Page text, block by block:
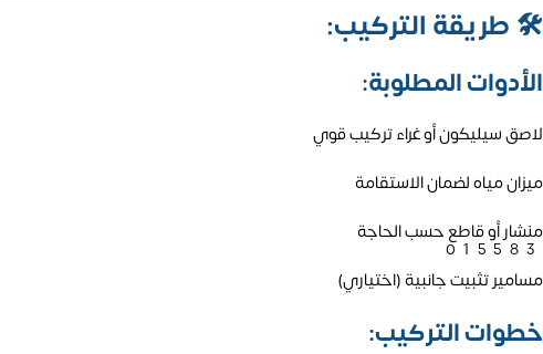
🛠️ طريقة التركيب:
الأدوات المطلوبة:
لاصق سيليكون أو غراء تركيب قوي
ميزان مياه لضمان الاستقامة
منشار أو قاطع حسب الحاجة
مسامير تثبيت جانبية (اختياري)
خطوات التركيب: